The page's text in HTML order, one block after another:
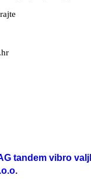
tandem vibro